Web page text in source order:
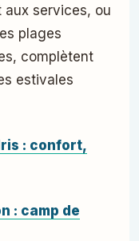
aux services, ou
plages
complètent
estivales
: confort,
: camp de